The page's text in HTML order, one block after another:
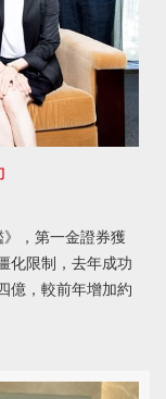
，第一金證券獲
化限制，去年成功
億，較前年增加約